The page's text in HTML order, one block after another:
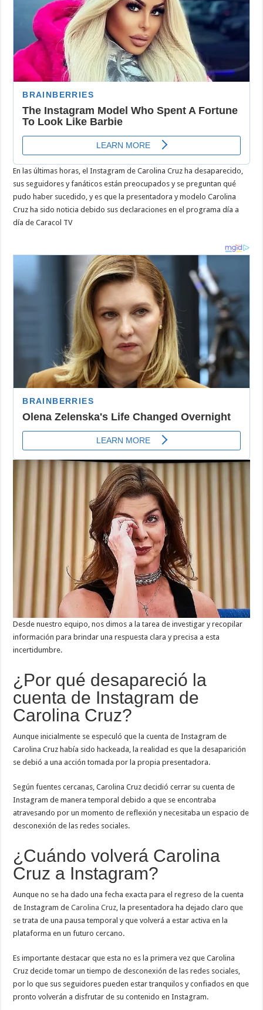
En las últimas horas, el Instagram de Carolina Cruz ha desaparecido,
sus seguidores y fanáticos están preocupados y se preguntan qué
pudo haber sucedido, y es que la presentadora y modelo Carolina
Cruz ha sido noticia debido sus declaraciones en el programa día a
día de Caracol TV
Desde nuestro equipo, nos dimos a la tarea de investigar y recopilar
información para brindar una respuesta clara y precisa a esta
incertidumbre.
¿Por qué desapareció la
cuenta de Instagram de
Carolina Cruz?
Aunque inicialmente se especuló que la cuenta de Instagram de
Carolina Cruz había sido hackeada, la realidad es que la desaparición
se debió a una acción tomada por la propia presentadora.
Según fuentes cercanas, Carolina Cruz decidió cerrar su cuenta de
Instagram de manera temporal debido a que se encontraba
atravesando por un momento de reflexión y necesitaba un espacio de
desconexión de las redes sociales.
¿Cuándo volverá Carolina
Cruz a Instagram?
Aunque no se ha dado una fecha exacta para el regreso de la cuenta
de Instagram deCarolina Cruz , la presentadora ha dejado claro que
se trata de una pausa temporal y que volverá a estar activa en la
plataforma en un futuro cercano.
Es importante destacar que esta no es la primera vez que Carolina
Cruz decide tomar un tiempo de desconexión de las redes sociales,
por lo que sus seguidores pueden estar tranquilos y confiados en que
pronto volverán a disfrutar de su contenido en Instagram.